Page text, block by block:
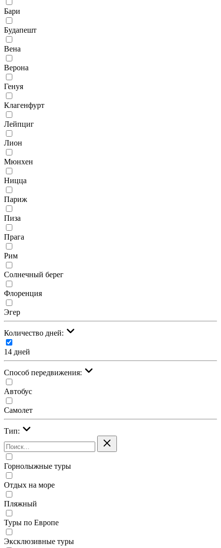
Бари
Будапешт
Вена
Верона
Генуя
Клагенфурт
Лейпциг
Лион
Мюнхен
Ницца
Париж
Пиза
Прага
Рим
Солнечный берег
Флоренция
Эгер
Количество дней:
14 дней
Cпособ передвижения:
Автобус
Самолет
Тип:
Горнолыжные туры
Отдых на море
Пляжный
Туры по Европе
Эксклюзивные туры